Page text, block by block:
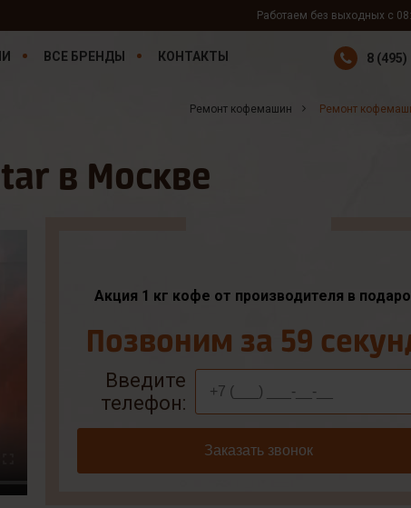
Работаем без выходных с
ВСЕ БРЕНДЫ КОНТАКТЫ 8
Ремонт кофемашин Ремонт
в Москве
Акция 1 кг кофе от производителя в
Позвоним за 59
Введите
телефон:
Заказать звонок